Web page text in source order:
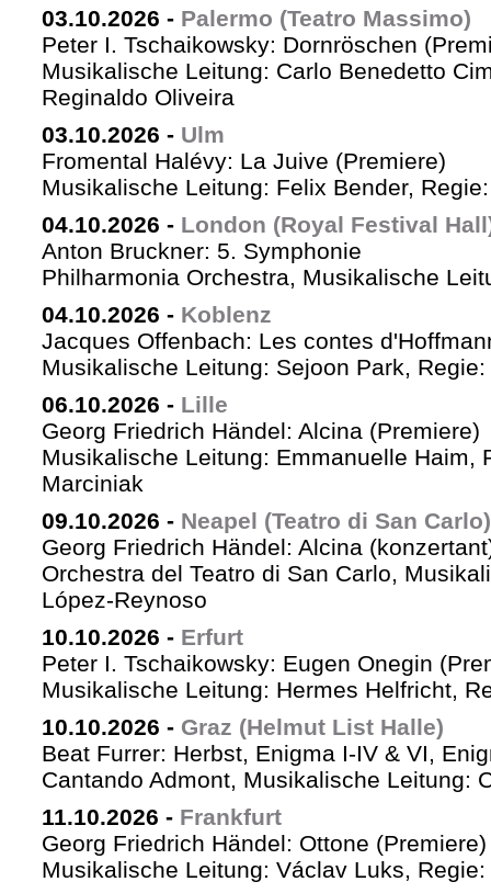
03.10.2026 - Palermo (Teatro Massimo)
Peter I. Tschaikowsky: Dornröschen
Musikalische Leitung: Carlo Benedetto
Reginaldo Oliveira
03.10.2026 - Ulm
Fromental Halévy: La Juive (Premiere)
Musikalische Leitung: Felix Bender,
04.10.2026 - London (Royal Festival
Anton Bruckner: 5. Symphonie
Philharmonia Orchestra, Musikalische
04.10.2026 - Koblenz
Jacques Offenbach: Les contes
Musikalische Leitung: Sejoon Park,
06.10.2026 - Lille
Georg Friedrich Händel: Alcina (Premiere)
Musikalische Leitung: Emmanuelle Haim,
Marciniak
09.10.2026 - Neapel (Teatro di San Carlo)
Georg Friedrich Händel: Alcina
Orchestra del Teatro di San Carlo,
López-Reynoso
10.10.2026 - Erfurt
Peter I. Tschaikowsky: Eugen Onegin
Musikalische Leitung: Hermes Helfricht,
10.10.2026 - Graz (Helmut List Halle)
Beat Furrer: Herbst, Enigma I-IV & VI,
Cantando Admont, Musikalische Leitung:
11.10.2026 - Frankfurt
Georg Friedrich Händel: Ottone (Premiere)
Musikalische Leitung: Václav Luks,